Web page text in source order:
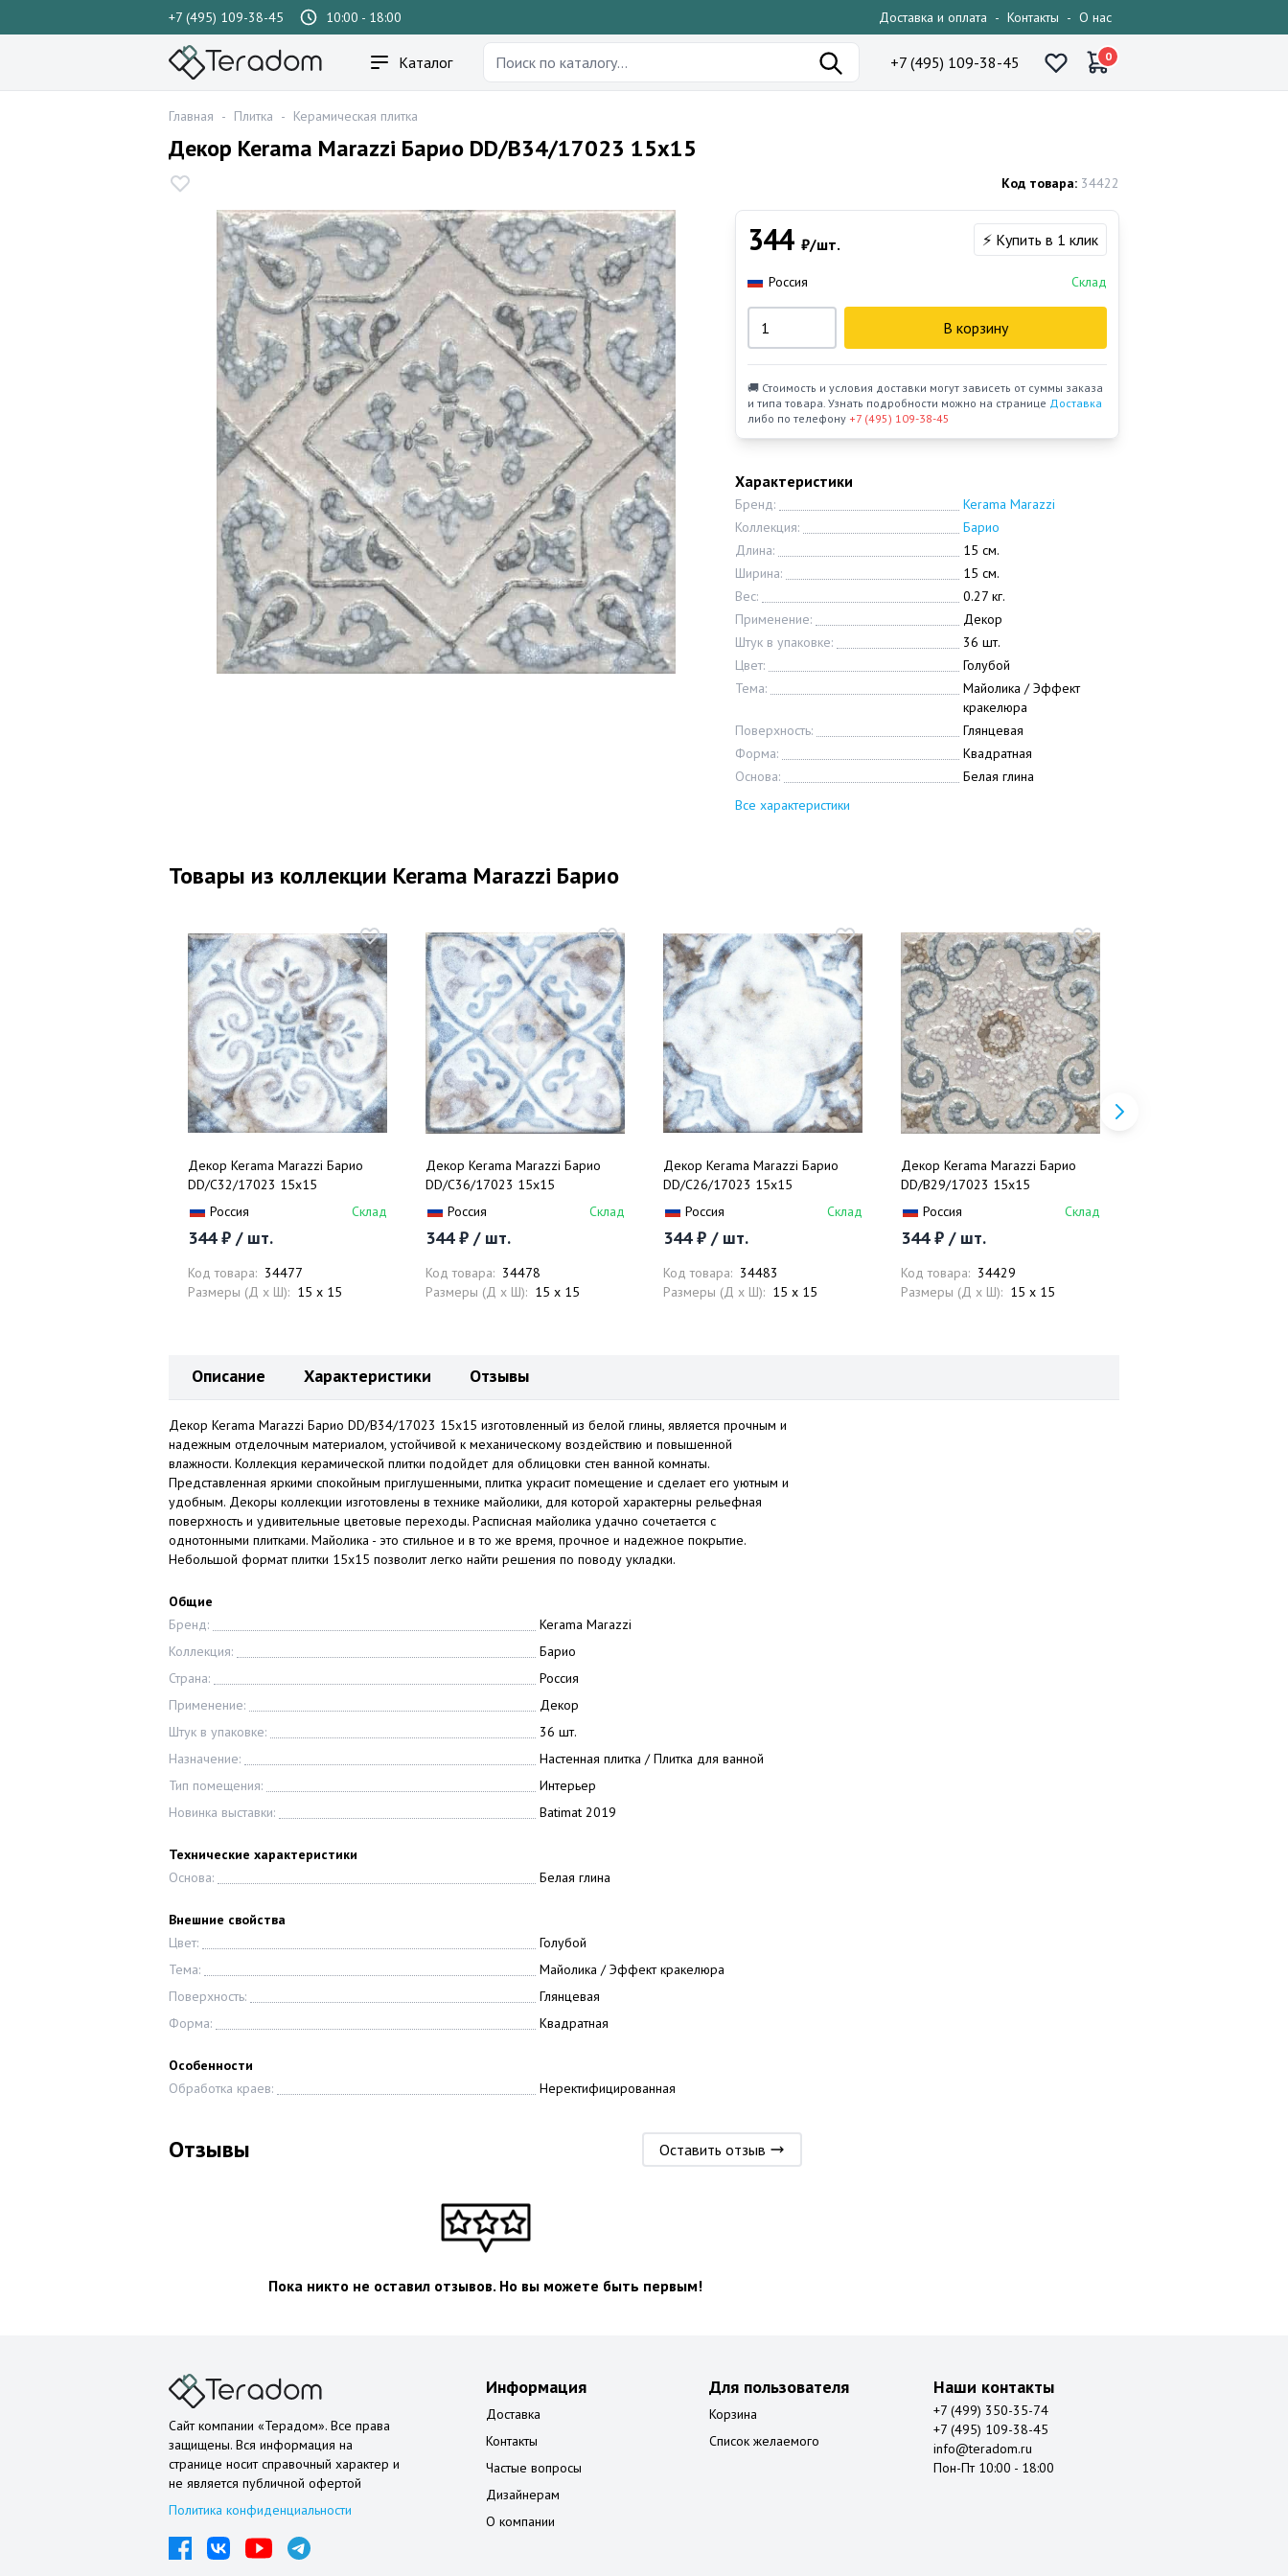
+7 (495) 109-38-45 10:00 - 18:00 Доставка и оплата - Контакты - О нас
Каталог +7 (495) 109-38-45 0
Главная - Плитка - Керамическая плитка
Декор Kerama Marazzi Барио DD/B34/17023 15x15
Код товара: 34422
Характеристики
Бренд:
Kerama Marazzi
Коллекция:
Барио
Длина:
15 см.
Ширина:
15 см.
Вес:
0.27 кг.
Применение:
Декор
Штук в упаковке:
36 шт.
Цвет:
Голубой
Тема:
Майолика / Эффект
кракелюра
Поверхность:
Глянцевая
Форма:
Квадратная
Основа:
Белая глина
Все характеристики
344 ₽/шт. ⚡ Купить в 1 клик
Россия Склад
В корзину
🚚 Стоимость и условия доставки могут зависеть от суммы заказа
и типа товара. Узнать подробности можно на странице Доставка
либо по телефону +7 (495) 109-38-45
Товары из коллекции Kerama Marazzi Барио
Декор Kerama Marazzi Барио
DD/C32/17023 15x15
Россия
Склад
344 ₽ / шт.
Код товара: 34477
Размеры (Д x Ш): 15 x 15
Декор Kerama Marazzi Барио
DD/C36/17023 15x15
Россия
Склад
344 ₽ / шт.
Код товара: 34478
Размеры (Д x Ш): 15 x 15
Декор Kerama Marazzi Барио
DD/C26/17023 15x15
Россия
Склад
344 ₽ / шт.
Код товара: 34483
Размеры (Д x Ш): 15 x 15
Декор Kerama Marazzi Барио
DD/B29/17023 15x15
Россия
Склад
344 ₽ / шт.
Код товара: 34429
Размеры (Д x Ш): 15 x 15
Описание Характеристики Отзывы
Декор Kerama Marazzi Барио DD/B34/17023 15x15 изготовленный из белой глины, является прочным и
надежным отделочным материалом, устойчивой к механическому воздействию и повышенной
влажности. Коллекция керамической плитки подойдет для облицовки стен ванной комнаты.
Представленная яркими спокойным приглушенными, плитка украсит помещение и сделает его уютным и
удобным. Декоры коллекции изготовлены в технике майолики, для которой характерны рельефная
поверхность и удивительные цветовые переходы. Расписная майолика удачно сочетается с
однотонными плитками. Майолика - это стильное и в то же время, прочное и надежное покрытие.
Небольшой формат плитки 15x15 позволит легко найти решения по поводу укладки.
Общие
Бренд:
Kerama Marazzi
Коллекция:
Барио
Страна:
Россия
Применение:
Декор
Штук в упаковке:
36 шт.
Назначение:
Настенная плитка / Плитка для ванной
Тип помещения:
Интерьер
Новинка выставки:
Batimat 2019
Технические характеристики
Основа:
Белая глина
Внешние свойства
Цвет:
Голубой
Тема:
Майолика / Эффект кракелюра
Поверхность:
Глянцевая
Форма:
Квадратная
Особенности
Обработка краев:
Неректифицированная
Отзывы Оставить отзыв
Пока никто не оставил отзывов. Но вы можете быть первым!
Сайт компании «Терадом». Все права
защищены. Вся информация на
странице носит справочный характер и
не является публичной офертой
Политика конфиденциальности
Информация
Доставка
Контакты
Частые вопросы
Дизайнерам
О компании
Для пользователя
Корзина
Список желаемого
Наши контакты
+7 (499) 350-35-74
+7 (495) 109-38-45
info@teradom.ru
Пон-Пт 10:00 - 18:00